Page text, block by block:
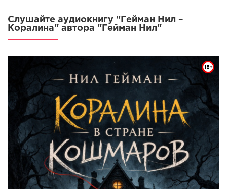
Слушайте аудиокнигу "Гейман Нил –
Коралина" автора "Гейман Нил"